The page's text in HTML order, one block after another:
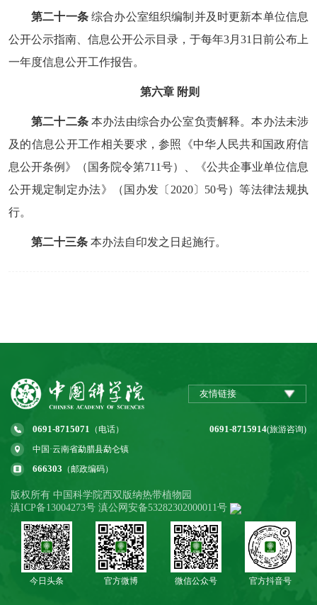
第二十一条综合办公室组织编制并及时更新本单位信息
公开公示指南、信息公开公示目录，于每年3月31日前公布上
一年度信息公开工作报告。
第六章 附则
第二十二条本办法由综合办公室负责解释。本办法未涉
及的信息公开工作相关要求，参照《中华人民共和国政府信
息公开条例》（国务院令第711号）、《公共企事业单位信息
公开规定制定办法》（国办发〔2020〕50号）等法律法规执
行。
第二十三条 本办法自印发之日起施行。
友情链接
0691-8715071 （电话） 0691-8715914(旅游咨询)
中国·云南省勐腊县勐仑镇
666303 （邮政编码）
版权所有 中国科学院西双版纳热带植物园
滇ICP备13004273号 滇公网安备53282302000011号
今日头条 官方微博 微信公众号 官方抖音号